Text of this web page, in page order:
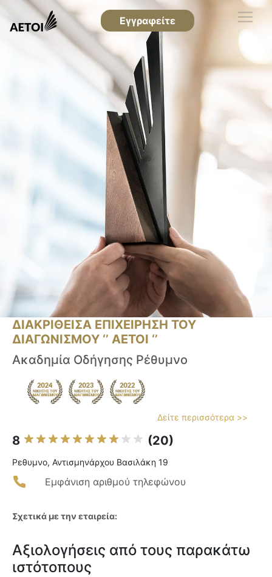
Εγγραφείτε
ΔΙΑΚΡΙΘΕΙΣΑ ΕΠΙΧΕΙΡΗΣΗ ΤΟΥ
ΔΙΑΓΩΝΙΣΜΟΥ ‘’ ΑΕΤΟΙ ‘’
Ακαδημία Οδήγησης Ρέθυμνο
Δείτε περισσότερα >>
8 (20)
Ρεθυμνο, Αντισμηνάρχου Βασιλάκη 19
Εμφάνιση αριθμού τηλεφώνου
Σχετικά με την εταιρεία:
Αξιολογήσεις από τους παρακάτω
ιστότοπους